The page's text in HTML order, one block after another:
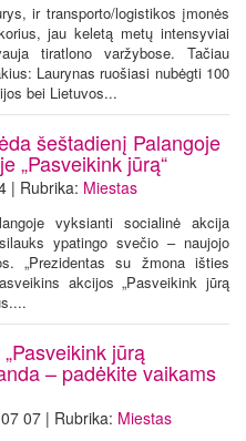
ir transporto/logistikos įmonės
jau keletą metų intensyviai
tiratlono varžybose. Tačiau
Laurynas ruošiasi nubėgti 100
bei Lietuvos...
šeštadienį Palangoje
„Pasveikink jūrą“
| Rubrika: Miestas
vyksianti socialinė akcija
ypatingo svečio – naujojo
„Prezidentas su žmona išties
akcijos „Pasveikink jūrą
jūrą
– padėkite vaikams
07 | Rubrika: Miestas